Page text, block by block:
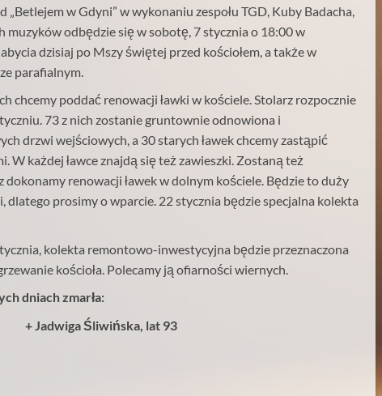
w Gdyni” w wykonaniu zespołu TGD, Kuby Badacha,
muzyków odbędzie się w sobotę, 7 stycznia o 18:00 w
dzisiaj po Mszy świętej przed kościołem, a także w
parafialnym.
chcemy poddać renowacji ławki w kościele. Stolarz rozpocznie
73 z nich zostanie gruntownie odnowiona i
drzwi wejściowych, a 30 starych ławek chcemy zastąpić
W każdej ławce znajdą się też zawieszki. Zostaną też
dokonamy renowacji ławek w dolnym kościele. Będzie to duży
dlatego prosimy o wparcie. 22 stycznia będzie specjalna kolekta
kolekta remontowo-inwestycyjna będzie przeznaczona
kościoła. Polecamy ją ofiarności wiernych.
dniach zmarła:
+ Jadwiga Śliwińska, lat 93